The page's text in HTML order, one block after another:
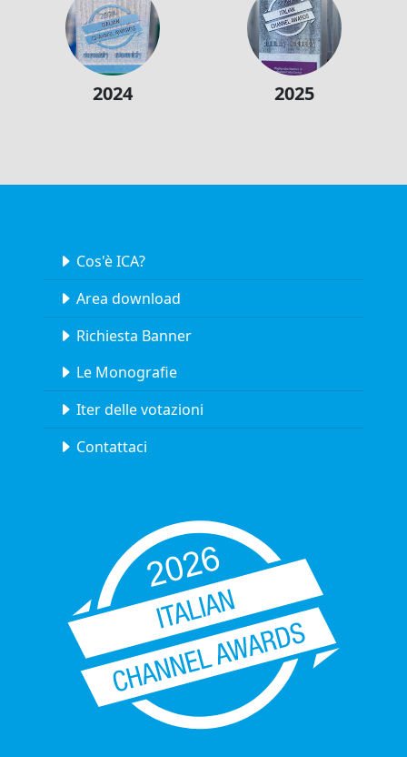
2024 2025
Cos'è ICA?
Area download
Richiesta Banner
Le Monografie
Iter delle votazioni
Contattaci